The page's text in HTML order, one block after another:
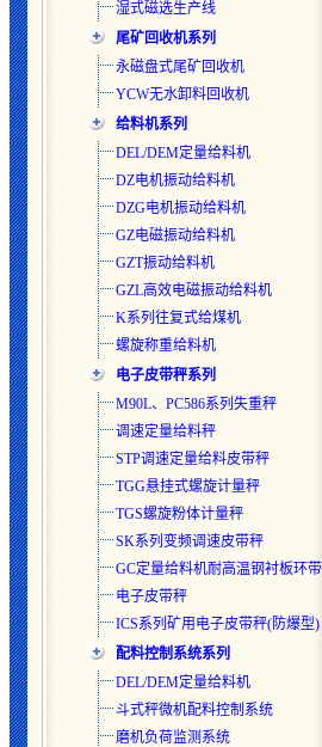
湿式磁选生产线
尾矿回收机系列
永磁盘式尾矿回收机
YCW无水卸料回收机
给料机系列
DEL/DEM定量给料机
DZ电机振动给料机
DZG电机振动给料机
GZ电磁振动给料机
GZT振动给料机
GZL高效电磁振动给料机
K系列往复式给煤机
螺旋称重给料机
电子皮带秤系列
M90L、PC586系列失重秤
调速定量给料秤
STP调速定量给料皮带秤
TGG悬挂式螺旋计量秤
TGS螺旋粉体计量秤
SK系列变频调速皮带秤
GC定量给料机耐高温钢衬板环带
电子皮带秤
ICS系列矿用电子皮带秤(防爆型)
配料控制系统系列
DEL/DEM定量给料机
斗式秤微机配料控制系统
磨机负荷监测系统